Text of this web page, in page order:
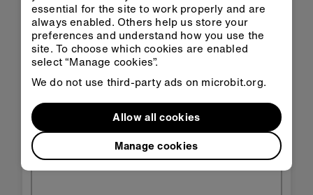
essential for the site to work properly and are
always enabled. Others help us store your
preferences and understand how you use the
site. To choose which cookies are enabled
select “Manage cookies”.
We do not use third-party ads on microbit.org.
Manage cookies
Allow all cookies